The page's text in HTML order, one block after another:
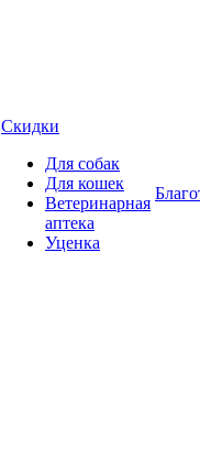
Скидки
Для собак
Для кошек
Ветеринарная
аптека
Уценка